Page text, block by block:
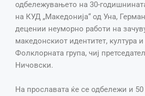
одбележувањето на 30-
на КУД „Македонија“ од Уна,
децении неуморно работи на
македонскиот идентитет, култура и
Фолклорната група, чиј
Ничовски.
На прославата ќе се одбележи и